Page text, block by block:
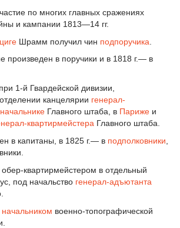
по многих главных сражениях
и кампании 1813—14 гг.
Шрамм получил чин подпоручика
произведен в поручики и в 1818 г.— в
1-й Гвардейской дивизии,
канцелярии генерал-
начальнике Главного штаба, в Париже и
квартирмейстера Главного штаба.
в капитаны, в 1825 г.— в подполковники
обер-квартирмейстером в отдельный
под начальство генерал-адъютанта
начальником военно-топографической